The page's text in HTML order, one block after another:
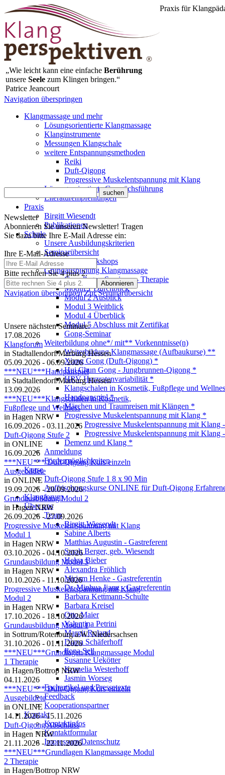
Praxis für
„Wie leicht kann eine einfache Berührung
unsere Seele zum Klingen bringen.“
Patrice Jeancourt
Navigation überspringen
Klangmassage und mehr
Lösungsorientierte Klangmassage
Klanginstrumente
Messungen Klangschale
weitere Entspannungsmethoden
Reiki
Duft-Qigong
Progressive Muskelentspannung mit Klang
Lösungsorientierte Gesprächsführung
Literaturempfehlungen
Praxis
Birgitt Wiesendt
Publikationen
Schule
Unsere Ausbildungskriterien
Seminarübersicht
Einführung/Workshops
Grundausbildung Klangmassage
Grundlagen-Seminare - Therapie
Modul 1 Durchblick
Modul 2 Ausblick
Modul 3 Weitblick
Modul 4 Überblick
Modul 5 Abschluss mit Zertifikat
Gong-Seminar
Weiterbildung ohne*/ mit** Vorkenntnisse(n)
Weiterbildung Klangmassage (Aufbaukurse) **
Xiang Gong (Duft-Qigong) *
Hui Chun Gong - Jungbrunnen-Qigong *
HRV Herzratenvariabilität *
Klangschalen in Kosmetik, Fußpflege und
Handpanspiel *
Märchen und Traumreisen mit Klängen *
Progressive Muskelentspannung mit Klang *
Progressive Muskelentspannung mit Klang
Progressive Muskelentspannung mit Klang
Demenz und Klang *
Anmeldung
Fördermöglichkeiten
Kurse
Duft-Qigong Stufe 1 8 x 90 Min
Auffrischungskurse ONLINE für Duft-Qigong
Klangforum
Über uns
Team
Birgitt Wiesendt
Sabine Alberts
Matthias Augustin - Gastreferent
Sarah Berger, geb. Wiesendt
Helga Bieber
Alexandra Fröhlich
Miriam Henke - Gastreferentin
Dr. Minhua Jiang - Gastreferentin
Barbara Kettmann-Schulte
Barbara Kreisel
Otto Maier
Valentina Petrini
Margit Roland
Diana Schäferhoff
Ilona Sell
Susanne Uekötter
Kornelia Westerhoff
Jasmin Worseg
Fachartikel und Pressetexte
Feedback
Kooperationspartner
Kontakt
Kontaktinfos
Kontaktformular
Impressum/Datenschutz
Newsletter
Abonnieren Sie unseren Newsletter! Tragen
Sie dazu bitte Ihre E-Mail Adresse ein:
Ihre E-Mail-Adresse
Bitte rechnen Sie 4 plus 2.
Navigation überspringen Zur Seminarübersicht
Unsere nächsten Seminare:
17.08.2026
Klangforum
in Stadtallendorf/Marburg Hessen
05.09.2026 - 06.09.2026
***NEU***Handpanspiel
in Stadtallendorf/Marburg Hessen
13.09.2026
***NEU***Klangschalen in Kosmetik,
Fußpflege und Wellness
in Hagen NRW
16.09.2026 - 03.11.2026
Duft-Qigong Stufe 2
in ONLINE
16.09.2026
***NEU*** Duft-Qigong Kurs einzeln
Ausgebildete
in ONLINE
19.09.2026 - 20.09.2026
Grundausbildung Modul 2
in Hagen NRW
26.09.2026 - 27.09.2026
Progressive Muskelentspannung mit Klang
Modul 1
in Hagen NRW
03.10.2026 - 04.10.2026
Grundausbildung Modul 5
in Hagen NRW
10.10.2026 - 11.10.2026
Progressive Muskelentspannung mit Klang
Modul 2
in Hagen NRW
17.10.2026 - 18.10.2026
Grundausbildung Modul 1
in Sottrum/Rotenburg a.W. Niedersachsen
31.10.2026 - 01.11.2026
***NEU***Grundlagen Klangmassage Modul
1 Therapie
in Hagen/Bottrop NRW
04.11.2026
***NEU*** Duft-Qigong Kurs einzeln
Ausgebildete
in ONLINE
14.11.2026 - 15.11.2026
Duft-Qigong Abschluss
in Hagen NRW
21.11.2026 - 22.11.2026
***NEU***Grundlagen Klangmassage Modul
2 Therapie
in Hagen/Bottrop NRW